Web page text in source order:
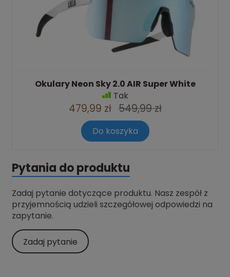
Okulary Neon Sky 2.0 AIR Super White
Tak
479,99 zł 549,99 zł
Do koszyka
Pytania do produktu
Zadaj pytanie dotyczące produktu. Nasz zespół z
przyjemnością udzieli szczegółowej odpowiedzi na
zapytanie.
Zadaj pytanie